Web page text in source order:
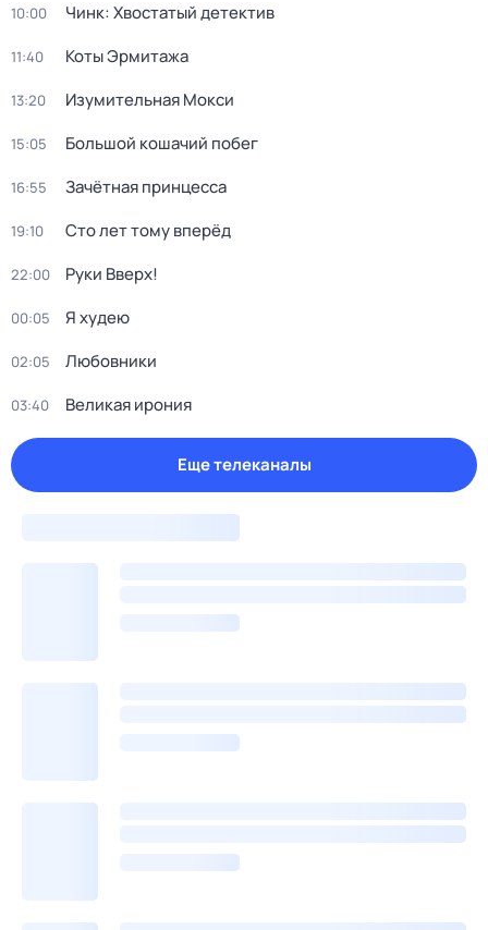
10:00 Чинк: Хвостатый детектив
11:40 Коты Эрмитажа
13:20 Изумительная Мокси
15:05 Большой кошачий побег
16:55 Зачётная принцесса
19:10 Сто лет тому вперёд
22:00 Руки Bвеpх!
00:05 Я худею
02:05 Любовники
03:40 Великая ирония
Еще телеканалы